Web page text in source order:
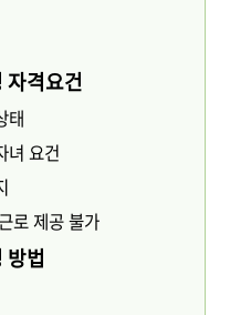
자격요건
태
녀 요건
로 제공 불가
방법